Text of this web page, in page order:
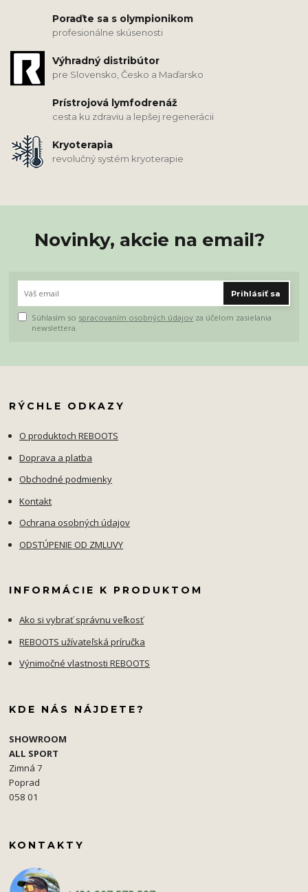
Poraďte sa s olympionikom
profesionálne skúsenosti
Výhradný distribútor
pre Slovensko, Česko a Maďarsko
Prístrojová lymfodrenáž
cesta ku zdraviu a lepšej regenerácii
Kryoterapia
revolučný systém kryoterapie
Novinky, akcie na email?
Prihlásiť sa
Súhlasím so spracovaním osobných údajov za účelom zasielania
newslettera.
RÝCHLE ODKAZY
O produktoch REBOOTS
Doprava a platba
Obchodné podmienky
Kontakt
Ochrana osobných údajov
ODSTÚPENIE OD ZMLUVY
INFORMÁCIE K PRODUKTOM
Ako si vybrať správnu veľkosť
REBOOTS užívateľská príručka
Výnimočné vlastnosti REBOOTS
KDE NÁS NÁJDETE?
SHOWROOM
ALL SPORT
Zimná 7
Poprad
058 01
KONTAKTY